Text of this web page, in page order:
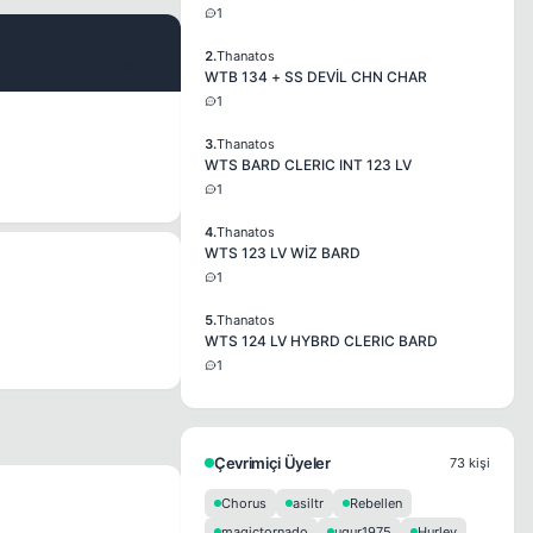
1
2.Thanatos
WTB 134 + SS DEVİL CHN CHAR
1
3.Thanatos
WTS BARD CLERIC INT 123 LV
1
4.Thanatos
WTS 123 LV WİZ BARD
1
5.Thanatos
WTS 124 LV HYBRD CLERIC BARD
1
Çevrimiçi Üyeler 73 kişi
Chorus asiltr
Rebellen